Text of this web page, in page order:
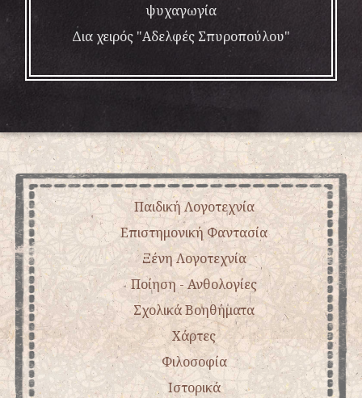
ψυχαγωγία
Δια χειρός "Αδελφές Σπυροπούλου"
Παιδική Λογοτεχνία
Επιστημονική Φαντασία
Ξένη Λογοτεχνία
Ποίηση - Ανθολογίες
Σχολικά Βοηθήματα
Χάρτες
Φιλοσοφία
Ιστορικά